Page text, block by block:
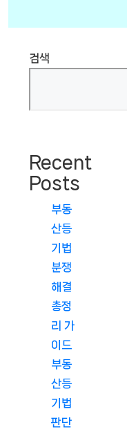
검색
Recent
Posts
부동
산등
기법
분쟁
해결
총정
리 가
이드
부동
산등
기법
판단